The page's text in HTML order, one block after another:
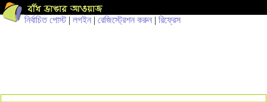
নির্বাচিত পোস্ট| লগইন | রেজিস্ট্রেশন করুন | রিফ্রেস